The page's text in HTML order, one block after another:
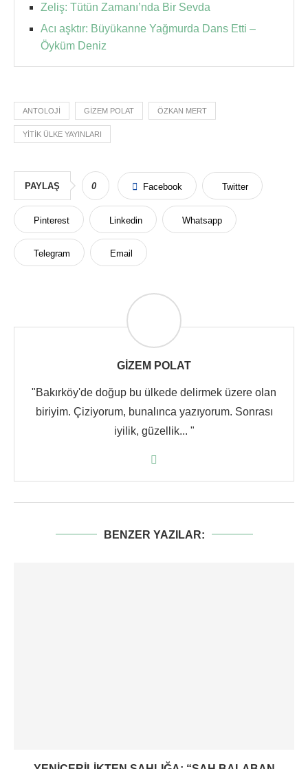
Zeliş: Tütün Zamanı’nda Bir Sevda
Acı aşktır: Büyükanne Yağmurda Dans Etti –
Öyküm Deniz
ANTOLOJI GIZEM POLAT ÖZKAN MERT
YITIK ÜLKE YAYINLARI
PAYLAŞ 0 Facebook Twitter
Pinterest Linkedin Whatsapp
Telegram Email
GIZEM POLAT
"Bakırköy'de doğup bu ülkede delirmek üzere olan
biriyim. Çiziyorum, bunalınca yazıyorum. Sonrası
iyilik, güzellik... "
BENZER YAZILAR: